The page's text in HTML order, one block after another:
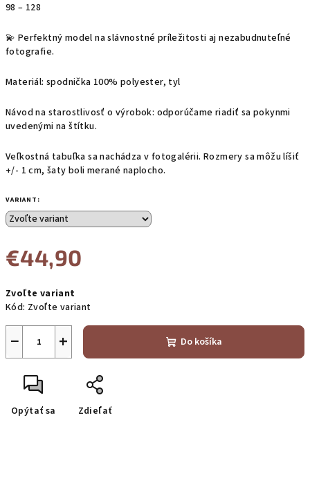
98 – 128
💫 Perfektný model na slávnostné príležitosti aj nezabudnuteľné
fotografie.
Materiál: spodnička 100% polyester, tyl
Návod na starostlivosť o výrobok: odporúčame riadiť sa pokynmi
uvedenými na štítku.
Veľkostná tabuľka sa nachádza v fotogalérii. Rozmery sa môžu líšiť
+/- 1 cm, šaty boli merané naplocho.
VARIANT:
€44,90
cena:
Zvoľte variant
Kód: Zvoľte variant
+
− Do košíka
Opýtať sa Zdieľať